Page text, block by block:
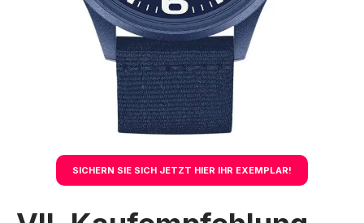
SICHERN SIE SICH JETZT HIER IHR EXEMPLAR!